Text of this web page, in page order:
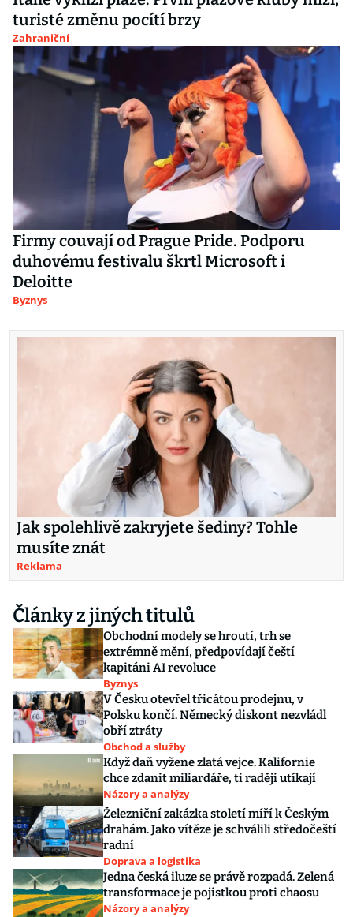
turisté změnu pocítí brzy
Zahraniční
Firmy couvají od Prague Pride. Podporu
duhovému festivalu škrtl Microsoft i
Deloitte
Byznys
Jak spolehlivě zakryjete šediny? Tohle
musíte znát
Reklama
Články z jiných titulů
Obchodní modely se hroutí, trh se
extrémně mění, předpovídají čeští
kapitáni AI revoluce
Byznys
V Česku otevřel třicátou prodejnu, v
Polsku končí. Německý diskont nezvládl
obří ztráty
Obchod a služby
Když daň vyžene zlatá vejce. Kalifornie
chce zdanit miliardáře, ti raději utíkají
Názory a analýzy
Železniční zakázka století míří k Českým
drahám. Jako vítěze je schválili středočeští
radní
Doprava a logistika
Jedna česká iluze se právě rozpadá. Zelená
transformace je pojistkou proti chaosu
Názory a analýzy